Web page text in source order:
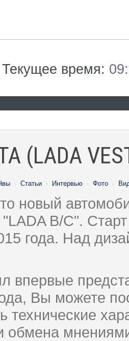
Текущее время:
(LADA
· Статьи · Интервью · Фото ·
новый
B/C".
года. Над
впервые
Вы можете
технические